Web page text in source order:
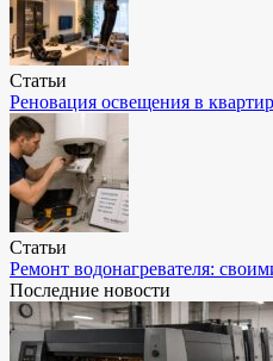
Статьи
Реновация освещения в
Статьи
Ремонт водонагревателя:
Последние новости